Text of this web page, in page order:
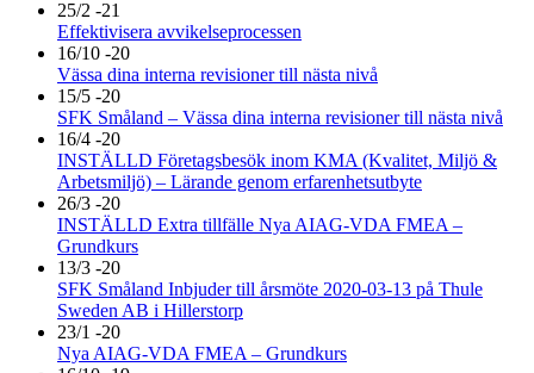
25/2 -21
Effektivisera avvikelseprocessen
16/10 -20
Vässa dina interna revisioner till nästa nivå
15/5 -20
SFK Småland – Vässa dina interna revisioner till nästa nivå
16/4 -20
INSTÄLLD Företagsbesök inom KMA (Kvalitet, Miljö &
Arbetsmiljö) – Lärande genom erfarenhetsutbyte
26/3 -20
INSTÄLLD Extra tillfälle Nya AIAG-VDA FMEA –
Grundkurs
13/3 -20
SFK Småland Inbjuder till årsmöte 2020-03-13 på Thule
Sweden AB i Hillerstorp
23/1 -20
Nya AIAG-VDA FMEA – Grundkurs